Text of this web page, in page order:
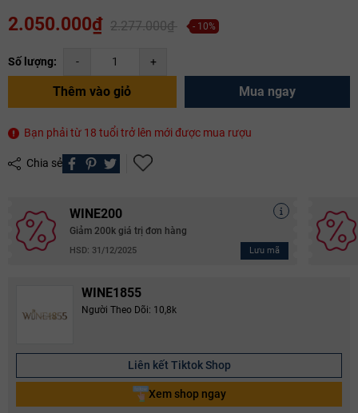
2.050.000₫ 2.277.000₫ - 10%
Số lượng: - +
Thêm vào giỏ Mua ngay
Bạn phải từ 18 tuổi trở lên mới được mua rượu
Chia sẻ
WINE200
Giảm 200k giá trị đơn hàng
HSD: 31/12/2025 Lưu mã
WINE1855
Người Theo Dõi: 10,8k
Liên kết Tiktok Shop
Xem shop ngay